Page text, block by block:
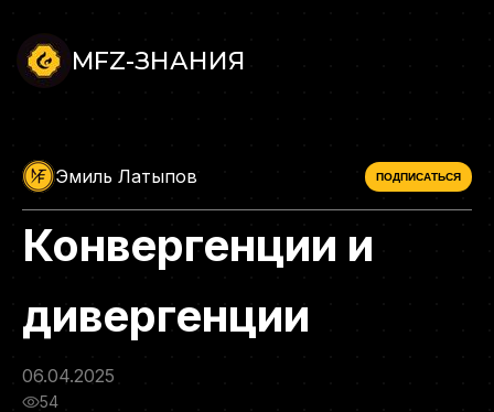
MFZ-ЗНАНИЯ
Эмиль Латыпов ПОДПИСАТЬСЯ
Конвергенции и
дивергенции
06.04.2025
54